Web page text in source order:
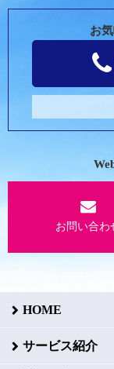
お
お問い合わ
HOME
サービス紹介